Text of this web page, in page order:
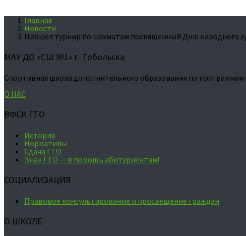
Главная
Новости
Прошел турнир по шахматам посвященный Дню народного
МАУ ДО «СШ №1» г. Тобольска
Спортивная школа дополнительного образования по
О НАС
ВФСК ГТО
История
Нормативы
Сдача ГТО
Знак ГТО — в помощь абитуриентам!
СОЦИАЛИЗАЦИЯ
Правовое консультирование и просвещение граждан
О ШКОЛЕ